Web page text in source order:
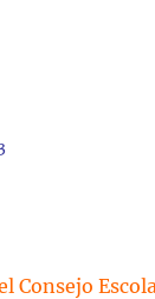
3
Consejo